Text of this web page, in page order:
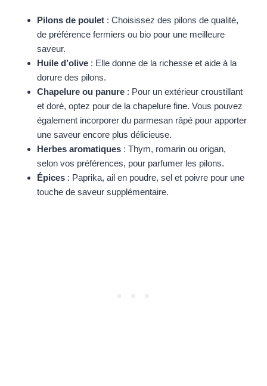
Pilons de poulet : Choisissez des pilons de qualité,
de préférence fermiers ou bio pour une meilleure
saveur.
Huile d’olive : Elle donne de la richesse et aide à la
dorure des pilons.
Chapelure ou panure : Pour un extérieur croustillant
et doré, optez pour de la chapelure fine. Vous pouvez
également incorporer du parmesan râpé pour apporter
une saveur encore plus délicieuse.
Herbes aromatiques : Thym, romarin ou origan,
selon vos préférences, pour parfumer les pilons.
Épices : Paprika, ail en poudre, sel et poivre pour une
touche de saveur supplémentaire.